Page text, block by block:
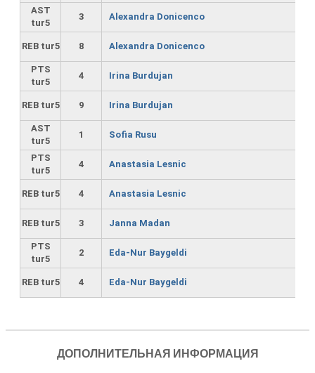
AST
tur5
3 Alexandra Donicenco
REB tur5 8 Alexandra Donicenco
PTS
tur5
4 Irina Burdujan
REB tur5 9 Irina Burdujan
AST
tur5
1 Sofia Rusu
PTS
tur5
4 Anastasia Lesnic
REB tur5 4 Anastasia Lesnic
REB tur5 3 Janna Madan
PTS
tur5
2 Eda-Nur Baygeldi
REB tur5 4 Eda-Nur Baygeldi
ДОПОЛНИТЕЛЬНАЯ ИНФОРМАЦИЯ